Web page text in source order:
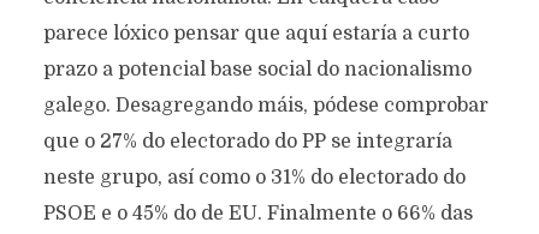
parece lóxico pensar que aquí estaría a curto
prazo a potencial base social do nacionalismo
galego. Desagregando máis, pódese comprobar
que o 27% do electorado do PP se integraría
neste grupo, así como o 31% do electorado do
PSOE e o 45% do de EU. Finalmente o 66% das